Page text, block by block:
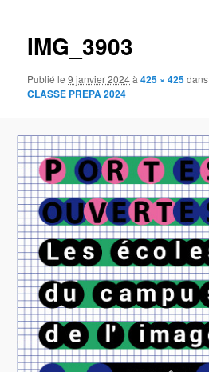
IMG_3903
Publié le9 janvier 2024à425 × 425dans
CLASSE PREPA 2024